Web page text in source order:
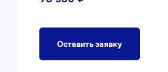
Оставить заявку